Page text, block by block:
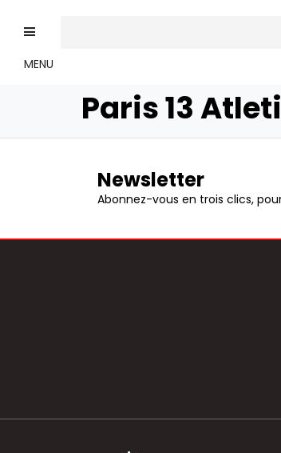
MENU
Paris 13
Newsletter
Abonnez-vous en trois clics,